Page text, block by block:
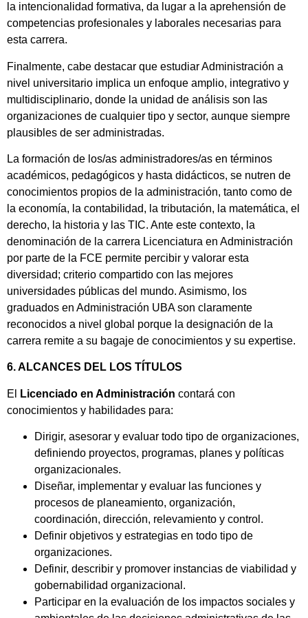
la intencionalidad formativa, da lugar a la aprehensión de
competencias profesionales y laborales necesarias para
esta carrera.
Finalmente, cabe destacar que estudiar Administración a
nivel universitario implica un enfoque amplio, integrativo y
multidisciplinario, donde la unidad de análisis son las
organizaciones de cualquier tipo y sector, aunque siempre
plausibles de ser administradas.
La formación de los/as administradores/as en términos
académicos, pedagógicos y hasta didácticos, se nutren de
conocimientos propios de la administración, tanto como de
la economía, la contabilidad, la tributación, la matemática, el
derecho, la historia y las TIC. Ante este contexto, la
denominación de la carrera Licenciatura en Administración
por parte de la FCE permite percibir y valorar esta
diversidad; criterio compartido con las mejores
universidades públicas del mundo. Asimismo, los
graduados en Administración UBA son claramente
reconocidos a nivel global porque la designación de la
carrera remite a su bagaje de conocimientos y su expertise.
6. ALCANCES DEL LOS TÍTULOS
El Licenciado en Administración contará con
conocimientos y habilidades para:
Dirigir, asesorar y evaluar todo tipo de organizaciones,
definiendo proyectos, programas, planes y políticas
organizacionales.
Diseñar, implementar y evaluar las funciones y
procesos de planeamiento, organización,
coordinación, dirección, relevamiento y control.
Definir objetivos y estrategias en todo tipo de
organizaciones.
Definir, describir y promover instancias de viabilidad y
gobernabilidad organizacional.
Participar en la evaluación de los impactos sociales y